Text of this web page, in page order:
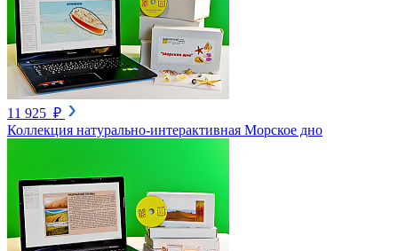
11 925 ₽
Коллекция натурально-интерактивная Морское дно